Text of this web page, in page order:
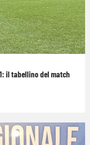
il tabellino del match